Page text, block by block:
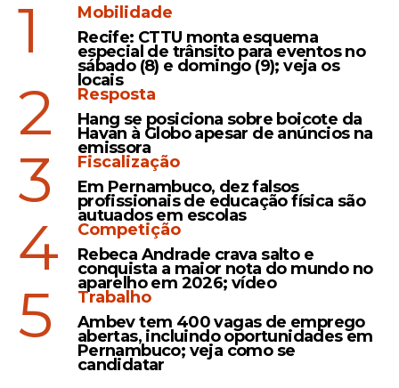
A arrecadação total deste concurso
somou R$ 8.767.023,00.Esse número
reflete a movimentação constante nas
unidades lotéricas e nos canais digitais
nesta quinta-feira, impulsionada pelo valor
acumulado que atrai a atenção de
apostadores em todo o país. A Quina
mantém uma base fiel de participantes
devido à sua periodicidade diária,
oferecendo chances de vitória de segunda
a sábado. Além de pagar os prêmios, a
arrecadação dasLoterias Caixafinancia
projetos sociais em áreas como educação,
esporte e segurança pública.
Leia Também
1
Mobilidade
Recife: CTTU monta esquema
especial de trânsito para eventos no
sábado (8) e domingo (9); veja os
locais
2
Resposta
Hang se posiciona sobre boicote da
Havan à Globo apesar de anúncios na
emissora
3
Fiscalização
Em Pernambuco, dez falsos
profissionais de educação física são
autuados em escolas
4
Competição
Rebeca Andrade crava salto e
conquista a maior nota do mundo no
aparelho em 2026; vídeo
5
Trabalho
Ambev tem 400 vagas de emprego
abertas, incluindo oportunidades em
Pernambuco; veja como se
candidatar